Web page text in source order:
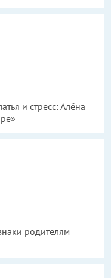
и стресс: Алёна
родителям